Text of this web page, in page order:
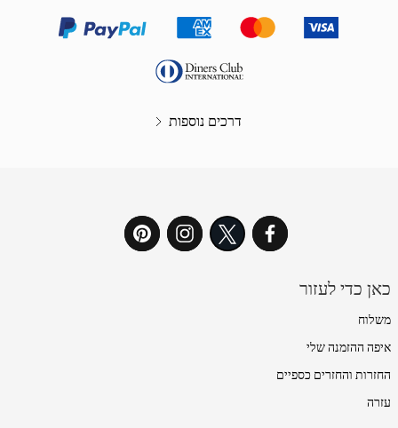
דרכים נוספות
כאן כדי לעזור
משלוח
איפה ההזמנה שלי
החזרות והחזרים כספיים
עזרה